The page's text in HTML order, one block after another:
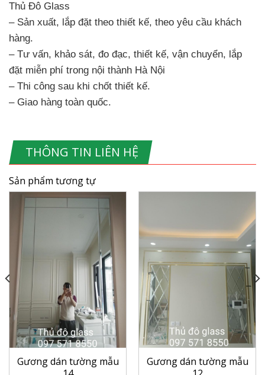
Thủ Đô Glass
– Sản xuất, lắp đặt theo thiết kế, theo yêu cầu khách
hàng.
– Tư vấn, khảo sát, đo đạc, thiết kế, vận chuyển, lắp
đặt miễn phí trong nội thành Hà Nội
– Thi công sau khi chốt thiết kế.
– Giao hàng toàn quốc.
THÔNG TIN LIÊN HỆ
Sản phẩm tương tự
Gương dán tường mẫu
Gương dán tường mẫu